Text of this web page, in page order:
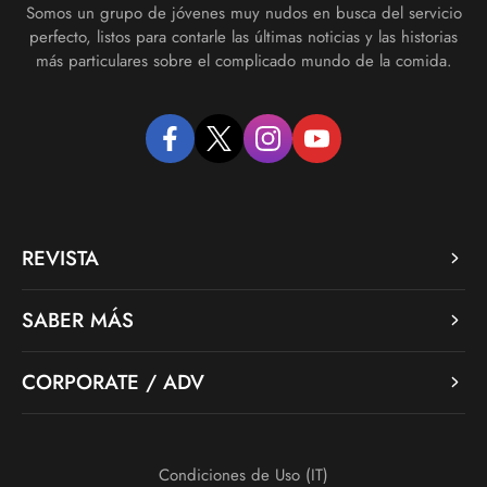
Somos un grupo de jóvenes muy nudos en busca del servicio
perfecto, listos para contarle las últimas noticias y las historias
más particulares sobre el complicado mundo de la comida.
facebooktwitter instagramyoutube
REVISTA
SABER MÁS
CORPORATE / ADV
Condiciones de Uso (IT)